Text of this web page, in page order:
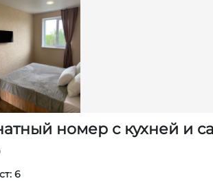
номер с кухней и
6